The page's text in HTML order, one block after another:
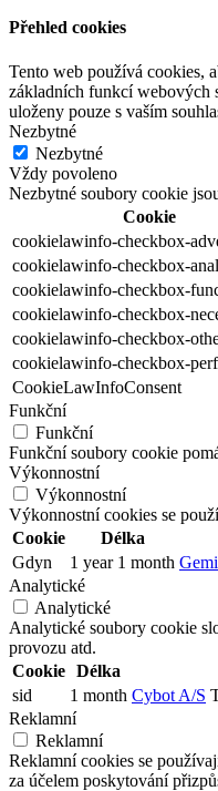
Přehled cookies
Tento web používá cookies,
základních funkcí webových
uloženy pouze s vaším
Nezbytné
Nezbytné
Vždy povoleno
Nezbytné soubory cookie
Cookie
cookielawinfo-checkbox-
cookielawinfo-checkbox-
cookielawinfo-checkbox-
cookielawinfo-checkbox-
cookielawinfo-checkbox-
cookielawinfo-checkbox-
CookieLawInfoConsent
Funkční
Funkční
Funkční soubory cookie
Výkonnostní
Výkonnostní
Výkonnostní cookies se
Cookie
Délka
Gdyn
1 year 1 month
Analytické
Analytické
Analytické soubory cookie
provozu atd.
Cookie Délka
sid
1 month Cybot A/S
Reklamní
Reklamní
Reklamní cookies se
za účelem poskytování